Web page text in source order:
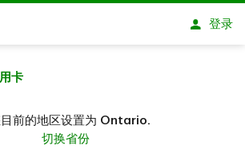
登录
卡
前的地区设置为 Ontario.
切换省份